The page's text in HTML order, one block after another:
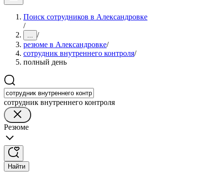
Поиск сотрудников в Александровке
/
... /
резюме в Александровке/
сотрудник внутреннего контроля/
полный день
сотрудник внутреннего контроля
Резюме
Найти